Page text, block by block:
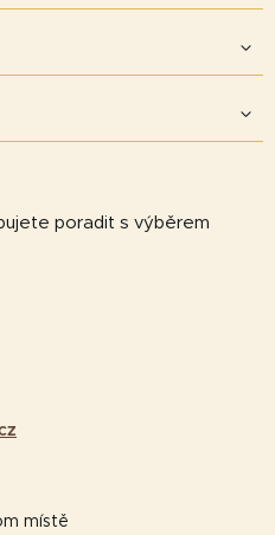
poradit s výběrem
místě